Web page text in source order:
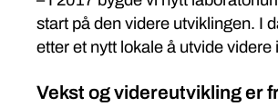
start på den videre utviklingen. I
etter et nytt lokale å utvide videre
Vekst og videreutvikling er